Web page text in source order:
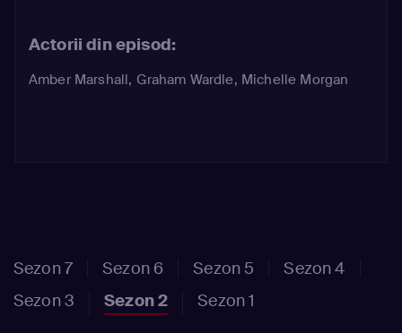
Actorii din episod:
Amber Marshall, Graham Wardle, Michelle Morgan
Sezon 7 Sezon 6 Sezon 5
Sezon 4
Sezon 3
Sezon 2 Sezon 1